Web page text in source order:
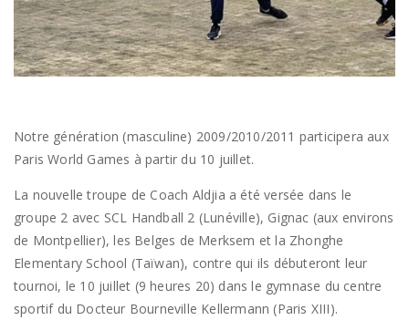
Notre génération (masculine) 2009/2010/2011 participera aux
Paris World Games à partir du 10 juillet.
La nouvelle troupe de Coach Aldjia a été versée dans le
groupe 2 avec SCL Handball 2 (Lunéville), Gignac (aux environs
de Montpellier), les Belges de Merksem et la Zhonghe
Elementary School (Taïwan), contre qui ils débuteront leur
tournoi, le 10 juillet (9 heures 20) dans le gymnase du centre
sportif du Docteur Bourneville Kellermann (Paris XIII).